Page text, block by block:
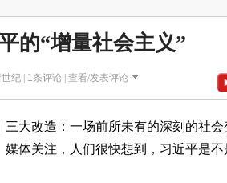
的“增量社会主义”
纪 | 1条评论 | 查看/发表评论
大改造：一场前所未有的深刻的社
体关注，人们很快想到，习近平是